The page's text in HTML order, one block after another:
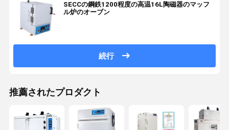
SECCの鋼鉄1200程度の高温16L陶磁器のマッフ
ル炉のオーブン
続行
推薦されたプロダクト